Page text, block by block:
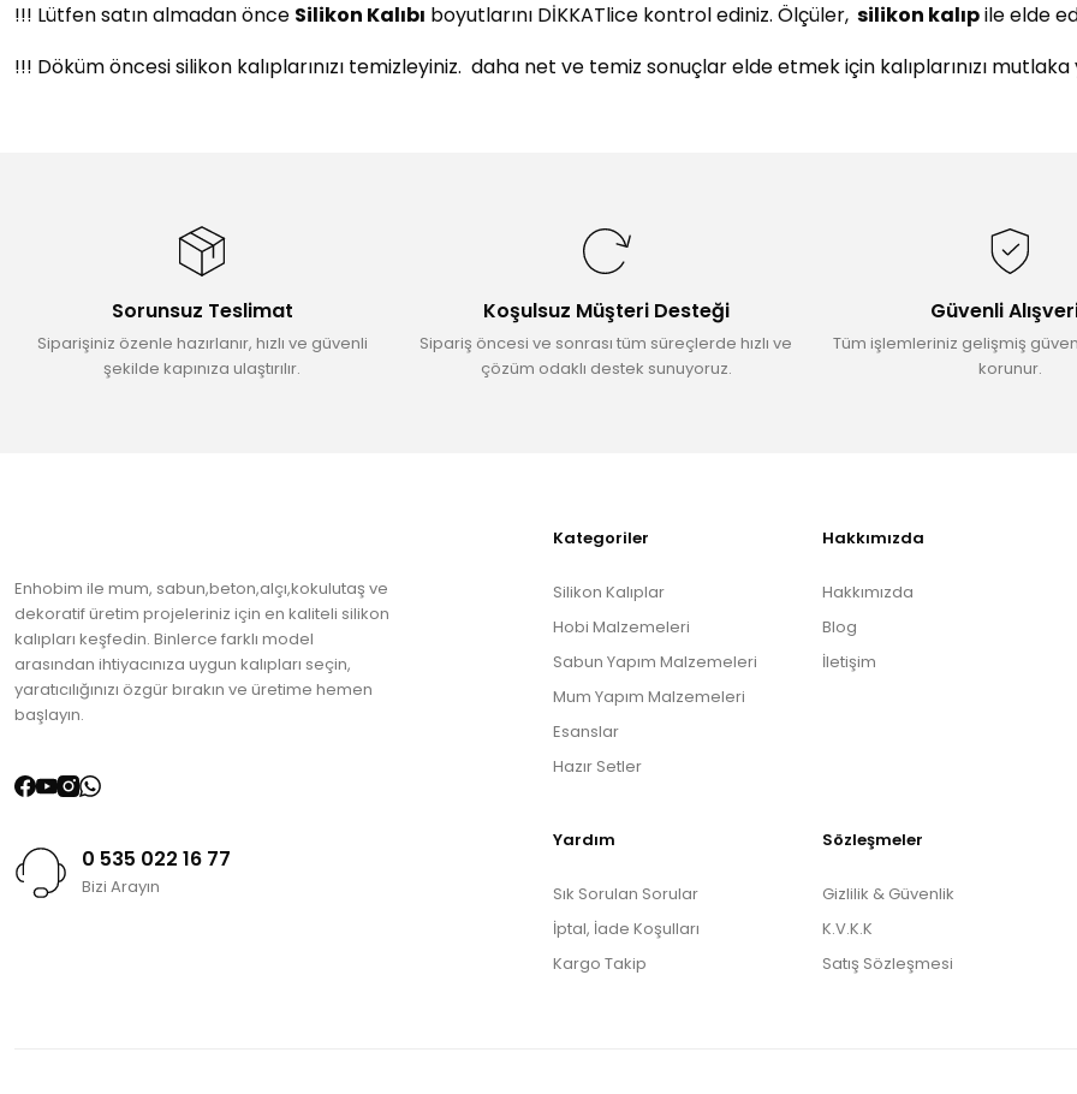
!!! Lütfen satın almadan önce Silikon Kalıbı boyutlarını DİKKATlice kontrol ediniz. Ölçüler, silikon kalıpile elde
!!! Döküm öncesi silikon kalıplarınızı temizleyiniz. daha net ve temiz sonuçlar elde etmek için kalıplarınızı mutlaka
Ürün açıklamasında eksik bilgiler bulunuyor.
Ürün fiyatı diğer sitelerden daha pahalı.
Bu ürüne benzer farklı alternatifler olmalı.
Sorunsuz Teslimat
Siparişiniz özenle hazırlanır, hızlı ve güvenli
şekilde kapınıza ulaştırılır.
Koşulsuz Müşteri Desteği
Sipariş öncesi ve sonrası tüm süreçlerde hızlı ve
çözüm odaklı destek sunuyoruz.
Güvenli
Tüm işlemleriniz gelişmiş
korunur.
Enhobim ile mum, sabun,beton,alçı,kokulutaş ve
dekoratif üretim projeleriniz için en kaliteli silikon
kalıpları keşfedin. Binlerce farklı model
arasından ihtiyacınıza uygun kalıpları seçin,
yaratıcılığınızı özgür bırakın ve üretime hemen
başlayın.
0 535 022 16 77
Bizi Arayın
Kategoriler
Silikon Kalıplar
Hobi Malzemeleri
Sabun Yapım Malzemeleri
Mum Yapım Malzemeleri
Esanslar
Hazır Setler
Hakkımızda
Hakkımızda
Blog
İletişim
Yardım
Sık Sorulan Sorular
İptal, İade Koşulları
Kargo Takip
Sözleşmeler
Gizlilik & Güvenlik
K.V.K.K
Satış Sözleşmesi